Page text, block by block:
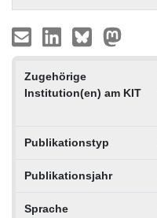
Zugehörige
Institution(en) am KIT
Publikationstyp
Publikationsjahr
Sprache